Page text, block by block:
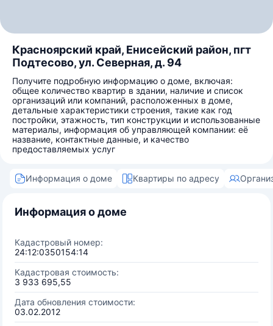
Красноярский край, Енисейский район, пгт
Подтесово, ул. Северная, д. 94
Получите подробную информацию о доме, включая:
общее количество квартир в здании, наличие и список
организаций или компаний, расположенных в доме,
детальные характеристики строения, такие как год
постройки, этажность, тип конструкции и использованные
материалы, информация об управляющей компании: её
название, контактные данные, и качество
предоставляемых услуг
Информация о доме Квартиры по адресу
Информация о доме
Кадастровый номер:
24:12:0350154:14
Кадастровая стоимость:
3 933 695,55
Дата обновления стоимости:
03.02.2012